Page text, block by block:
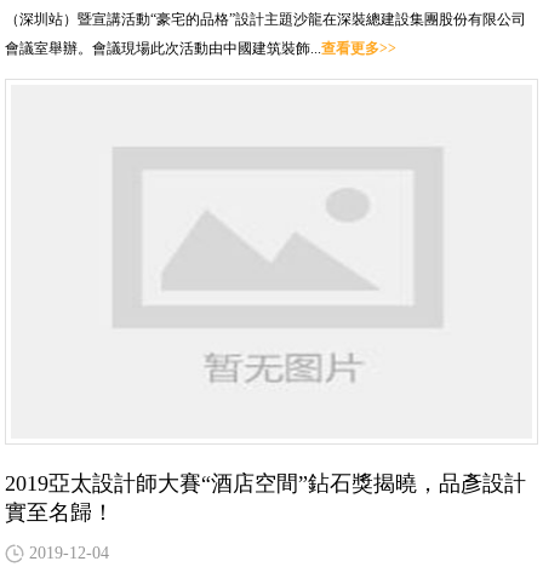
（深圳站）暨宣講活動“豪宅的品格”設計主題沙龍在深裝總建設集團股份有限公司
會議室舉辦。會議現場此次活動由中國建筑裝飾...查看更多>>
2019亞太設計師大賽“酒店空間”鉆石獎揭曉，品彥設計
實至名歸！
2019-12-04